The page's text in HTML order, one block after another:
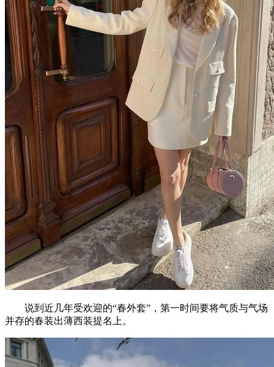
说到近几年受欢迎的“春外套”，第一时间要将气质与气场
并存的春装出薄西装提名上。